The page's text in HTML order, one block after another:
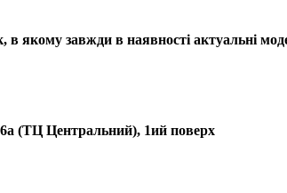
якому завжди в наявності актуальні
(ТЦ Центральний), 1ий поверх